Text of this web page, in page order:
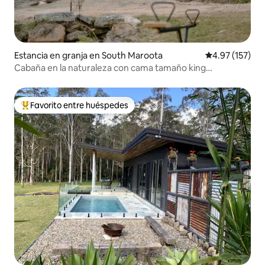
Estancia en granja en South Maroota Calificación
4.97 (157)
Cabaña en la naturaleza con cama tamaño king
De los mejores en Favorito entre huéspedes
Favorito entre huéspedes